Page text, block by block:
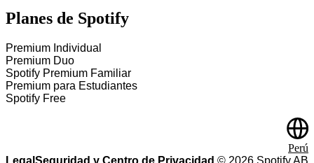
Planes de Spotify
Premium Individual
Premium Duo
Spotify Premium Familiar
Premium para Estudiantes
Spotify Free
Legal Seguridad y Centro de Privacidad © 2026 Spotify AB
Perú